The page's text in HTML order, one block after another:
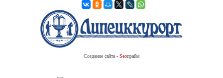
Создание сайта - Seoпрайм